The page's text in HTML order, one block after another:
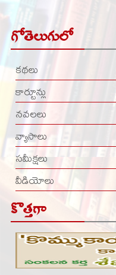
గోతెలుగులో
కథలు
కార్టూన్లు
నవలలు
వ్యాసాలు
సమీక్షలు
వీడియోలు
కొత్తగా